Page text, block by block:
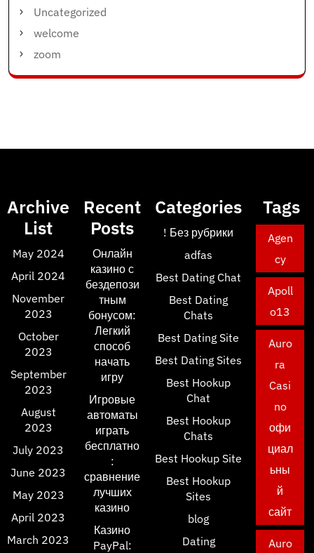
Uncategorized
welcome
zoom
Archive
List
May 2024
April 2024
November
2023
October
2023
September
2023
August
2023
July 2023
June 2023
May 2023
April 2023
March 2023
Recent
Posts
Онлайн
казино с
бездепози
тным
бонусом:
Легкий
способ
начать
игру
Игровые
автоматы
играть
бесплатно
:
сравнение
лучших
казино
Казино
PayPal:
Categories
! Без рубрики
adfas
Best Dating Chat
Best Dating
Chats
Best Dating Site
Best Dating Sites
Best Hookup
Chat
Best Hookup
Chats
Best Hookup Site
Best Hookup
Sites
blog
Dating
Tags
Agen
cy
Apoll
o13
Auro
ra
Casi
no
офи
циал
ьны
й
сайт
Auro